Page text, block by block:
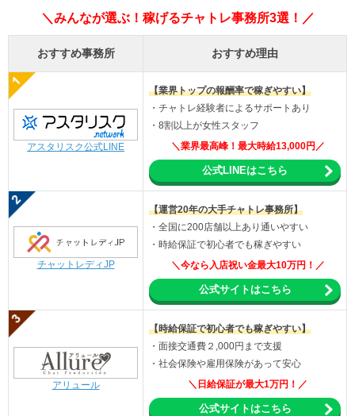
＼みんなが選ぶ！稼げるチャトレ事務所3選！／
おすすめ事務所 おすすめ理由
アスタリスク公式LINE
【業界トップの報酬率で稼ぎやすい】
・チャトレ経験者によるサポートあり
・8割以上が女性スタッフ
＼業界最高峰！最大時給13,000円／
公式LINEはこちら
チャットレディJP
【運営20年の大手チャトレ事務所】
・全国に200店舗以上あり通いやすい
・時給保証で初心者でも稼ぎやすい
＼今なら入店祝い金最大10万円！／
公式サイトはこちら
アリュール
【時給保証で初心者でも稼ぎやすい】
・面接交通費２,000円まで支援
・社会保険や雇用保険があって安心
＼日給保証が最大1万円！／
公式サイトはこちら